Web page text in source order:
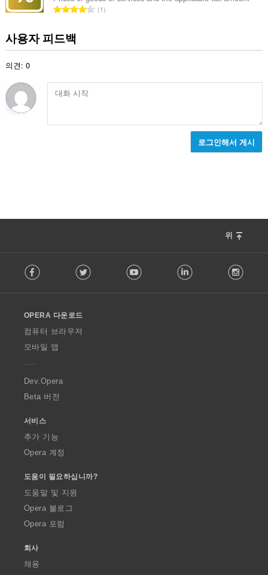
습
총
1
사용자 피드백
의견: 0
로그인해서 게시
위
o
w
O
p
a
Facebook Twitter Youtube LinkedIn
OPERA 다운로드
컴퓨터 브라우저
모바일 앱
Dev.Opera
Beta 버전
서비스
추가 기능
Opera 계정
도움이 필요하십니까?
도움말 및 지원
Opera 블로그
Opera 포럼
회사
채용